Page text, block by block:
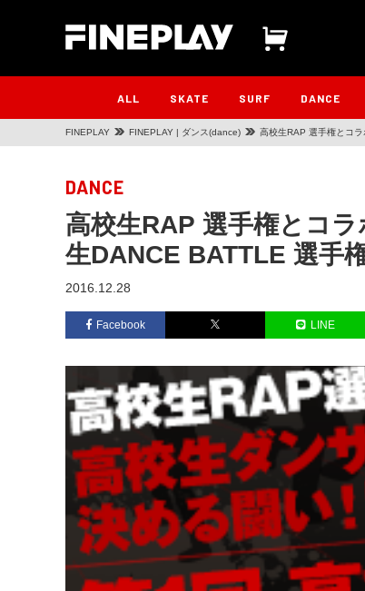
ALL SKATE SURF DANCE
FINEPLAY FINEPLAY | ダンス(dance) 高校生RAP 選手権とコ
DANCE
高校生RAP 選手権とコ
生DANCE BATTLE 選手
2016.12.28
Facebook LINE